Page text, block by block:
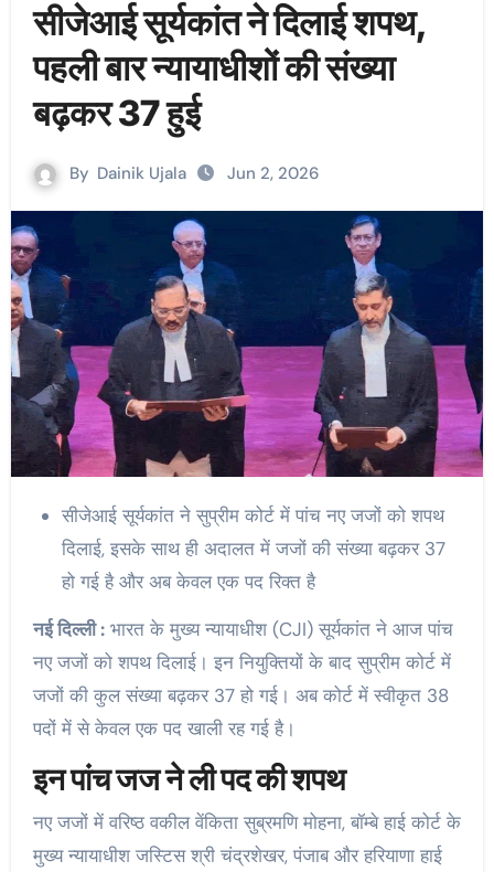
सीजेआई सूर्यकांत ने दिलाई शपथ,
पहली बार न्यायाधीशों की संख्या
बढ़कर 37 हुई
By Dainik Ujala Jun 2, 2026
सीजेआई सूर्यकांत ने सुप्रीम कोर्ट में पांच नए जजों को शपथ
दिलाई, इसके साथ ही अदालत में जजों की संख्या बढ़कर 37
हो गई है और अब केवल एक पद रिक्त है
नई दिल्ली :भारत के मुख्य न्यायाधीश (CJI) सूर्यकांत ने आज पांच
नए जजों को शपथ दिलाई। इन नियुक्तियों के बाद सुप्रीम कोर्ट में
जजों की कुल संख्या बढ़कर 37 हो गई। अब कोर्ट में स्वीकृत 38
पदों में से केवल एक पद खाली रह गई है।
इन पांच जज ने ली पद की शपथ
नए जजों में वरिष्ठ वकील वेंकिता सुब्रमणि मोहना, बॉम्बे हाई कोर्ट के
मुख्य न्यायाधीश जस्टिस श्री चंद्रशेखर, पंजाब और हरियाणा हाई